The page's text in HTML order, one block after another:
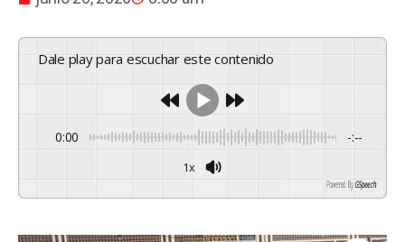
Dale play para escuchar este contenido
0:00 -:--
1x
Powered By GSpeech